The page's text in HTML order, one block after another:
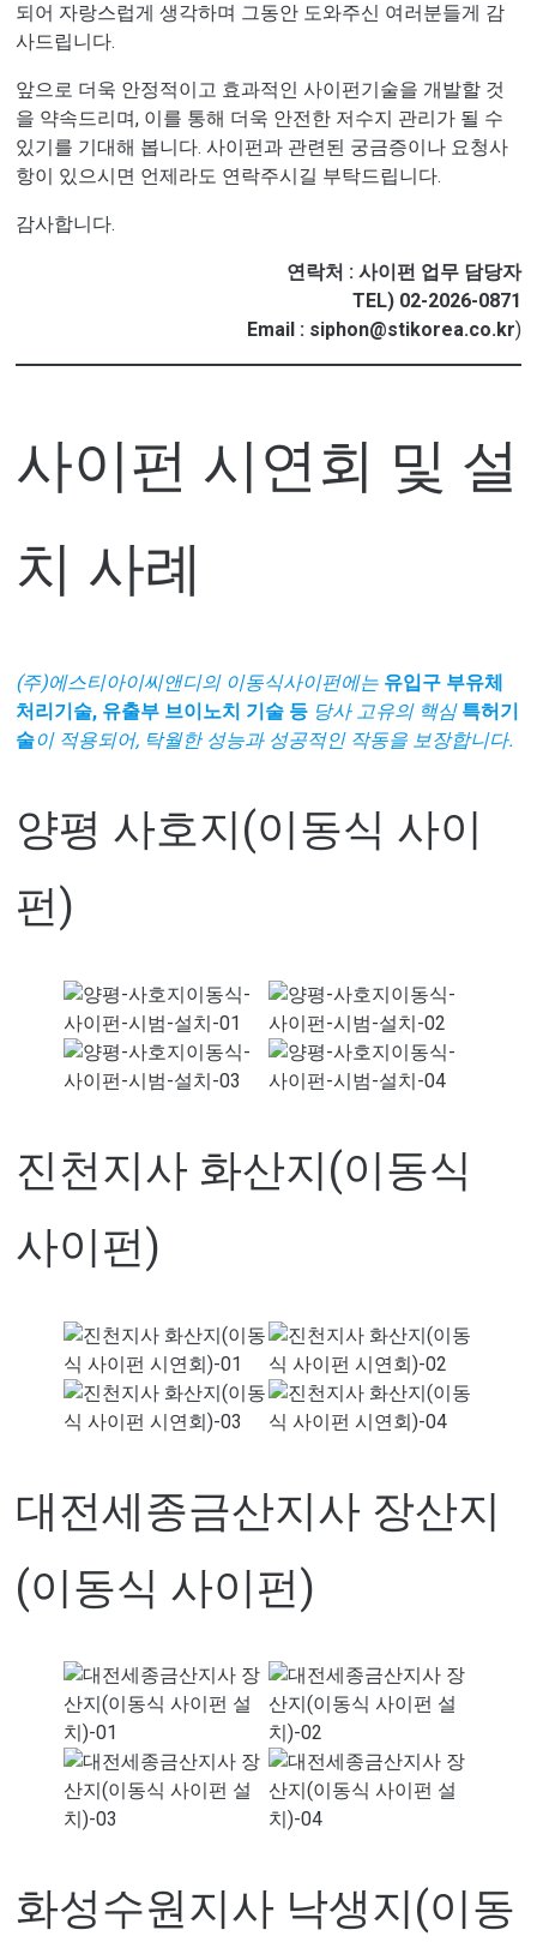
되어 자랑스럽게 생각하며 그동안 도와주신 여러분들게 감
사드립니다.
앞으로 더욱 안정적이고 효과적인 사이펀기술을 개발할 것
을 약속드리며, 이를 통해 더욱 안전한 저수지 관리가 될 수
있기를 기대해 봅니다. 사이펀과 관련된 궁금증이나 요청사
항이 있으시면 언제라도 연락주시길 부탁드립니다.
감사합니다.
연락처 : 사이펀 업무 담당자
TEL) 02-2026-0871
Email : siphon@stikorea.co.kr)
사이펀 시연회 및 설
치 사례
(주)에스티아이씨앤디의 이동식사이펀에는 유입구 부유체
처리기술, 유출부 브이노치 기술 등 당사 고유의 핵심 특허기
술이 적용되어, 탁월한 성능과 성공적인 작동을 보장합니다.
양평 사호지(이동식 사이
펀)
진천지사 화산지(이동식
사이펀)
대전세종금산지사 장산지
(이동식 사이펀)
화성수원지사 낙생지(이동